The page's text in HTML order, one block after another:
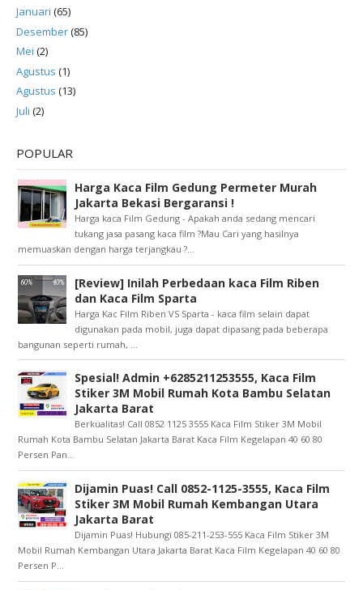
Januari (65)
Desember(85)
Mei (2)
Agustus (1)
Agustus (13)
Juli (2)
POPULAR
Harga Kaca Film Gedung Permeter Murah
Jakarta Bekasi Bergaransi !
Harga kaca Film Gedung - Apakah anda sedang mencari
tukang jasa pasang kaca film ?Mau Cari yang hasilnya
memuaskan dengan harga terjangkau ?...
[Review] Inilah Perbedaan kaca Film Riben
dan Kaca Film Sparta
Harga Kac Film Riben VS Sparta - kaca film selain dapat
digunakan pada mobil, juga dapat dipasang pada beberapa
bangunan seperti rumah, ...
Spesial! Admin +6285211253555, Kaca Film
Stiker 3M Mobil Rumah Kota Bambu Selatan
Jakarta Barat
Berkualitas! Call 0852 1125 3555 Kaca Film Stiker 3M Mobil
Rumah Kota Bambu Selatan Jakarta Barat Kaca Film Kegelapan 40 60 80
Persen Pan...
Dijamin Puas! Call 0852-1125-3555, Kaca Film
Stiker 3M Mobil Rumah Kembangan Utara
Jakarta Barat
Dijamin Puas! Hubungi 085-211-253-555 Kaca Film Stiker 3M
Mobil Rumah Kembangan Utara Jakarta Barat Kaca Film Kegelapan 40 60 80
Persen P...